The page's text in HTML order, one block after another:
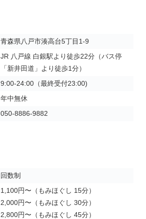
青森県八戸市湊高台5丁目1-9
JR 八戸線 白銀駅より徒歩22分（バス停
「新井田道」より徒歩1分）
9:00-24:00（最終受付23:00)
年中無休
050-8886-9882
回数制
1,100円〜（もみほぐし 15分）
2,000円〜（もみほぐし 30分）
2,800円〜（もみほぐし 45分）